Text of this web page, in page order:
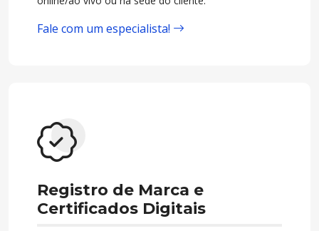
Fale com um especialista!
Registro de Marca e
Certificados Digitais